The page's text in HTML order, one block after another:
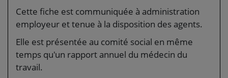
Cette fiche est communiquée à administration
employeur et tenue à la disposition des agents.
Elle est présentée au comité social en même
temps qu'un rapport annuel du médecin du
travail.